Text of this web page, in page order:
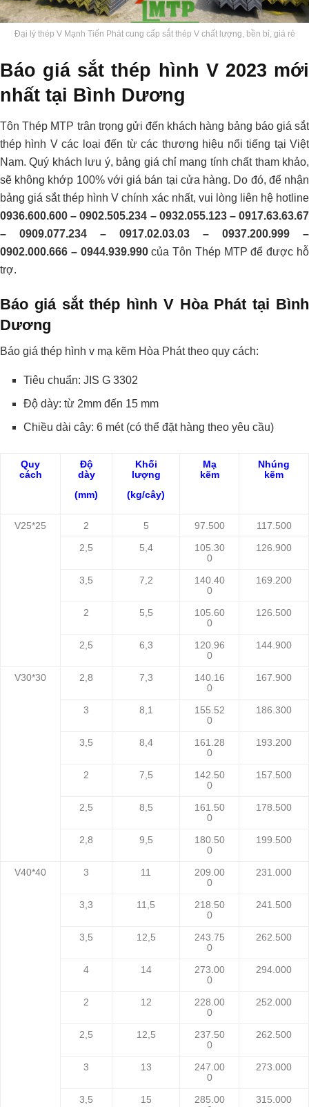
Đại lý thép V Mạnh Tiến Phát cung cấp sắt thép V chất lượng, bền bỉ, giá rẻ
Báo giá sắt thép hình V 2023 mới
nhất tại Bình Dương
Tôn Thép MTP trân trọng gửi đến khách hàng bảng báo giá sắt
thép hình V các loại đến từ các thương hiệu nổi tiếng tại Việt
Nam. Quý khách lưu ý, bảng giá chỉ mang tính chất tham khảo,
sẽ không khớp 100% với giá bán tại cửa hàng. Do đó, để nhận
bảng giá sắt thép hình V chính xác nhất, vui lòng liên hệ hotline
0936.600.600 – 0902.505.234 – 0932.055.123 – 0917.63.63.67
– 0909.077.234 – 0917.02.03.03 – 0937.200.999 –
0902.000.666 – 0944.939.990của Tôn Thép MTP để được hỗ
trợ.
Báo giá sắtthép hình V Hòa Phát tại Bình
Dương
Báo giá thép hình v mạ kẽm Hòa Phát theo quy cách:
Tiêu chuẩn: JIS G 3302
Độ dày: từ 2mm đến 15 mm
Chiều dài cây: 6 mét (có thể đặt hàng theo yêu cầu)
Quy
cách
Độ
dày
(mm)
Khối
lượng
(kg/cây)
Mạ
kẽm
Nhúng
kẽm
V25*25 2 5 97.500 117.500
2,5 5,4
105.30
0
126.900
3,5 7,2
140.40
0
169.200
2 5,5
105.60
0
126.500
2,5 6,3
120.96
0
144.900
V30*30 2,8 7,3
140.16
0
167.900
3 8,1
155.52
0
186.300
3,5 8,4
161.28
0
193.200
2 7,5
142.50
0
157.500
2,5 8,5
161.50
0
178.500
2,8 9,5
180.50
0
199.500
V40*40 3 11
209.00
0
231.000
3,3 11,5
218.50
0
241.500
3,5 12,5
243.75
0
262.500
4 14
273.00
0
294.000
2 12
228.00
0
252.000
2,5 12,5
237.50
0
262.500
3 13
247.00
0
273.000
3,5 15
285.00
315.000